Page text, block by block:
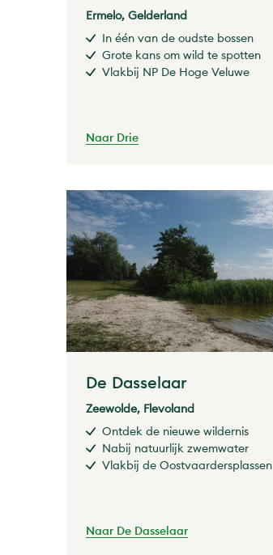
Ermelo, Gelderland
In één van de oudste bossen
Grote kans om wild te spotten
Vlakbij NP De Hoge Veluwe
Naar Drie
De Dasselaar
Zeewolde, Flevoland
Ontdek de nieuwe wildernis
Nabij natuurlijk zwemwater
Vlakbij de Oostvaardersplassen
Naar De Dasselaar